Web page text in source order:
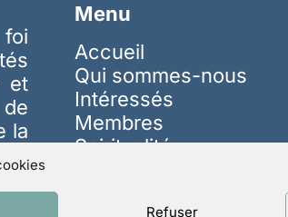
Refuser
et
la
Menu
Accueil
Qui sommes-nous
Intéressés
Membres
Spiritualité